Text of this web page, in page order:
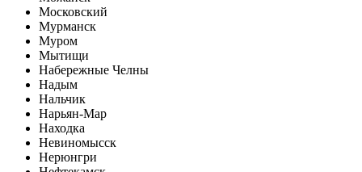
Московский
Мурманск
Муром
Мытищи
Набережные Челны
Надым
Нальчик
Нарьян-Мар
Находка
Невиномысск
Нерюнгри